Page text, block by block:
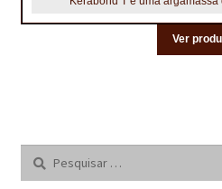
Ver
Pesquisar